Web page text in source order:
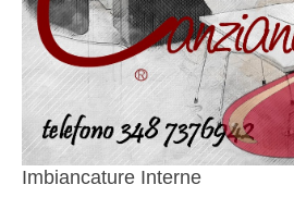
Imbiancature Interne